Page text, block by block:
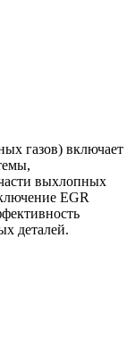
газов) включает
выхлопных
EGR
деталей.